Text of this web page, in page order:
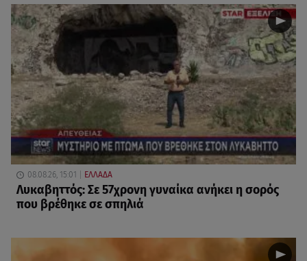
08.08.26, 15:01 ΕΛΛΑΔΑ
Λυκαβηττός: Σε 57χρονη γυναίκα ανήκει η σορός
που βρέθηκε σε σπηλιά